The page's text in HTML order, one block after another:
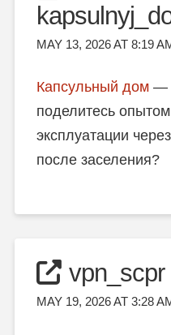
MAY 13, 2026 AT 8:19
Капсульный дом —
поделитесь опытом
эксплуатации
после заселения?
vpn_scpr
MAY 19, 2026 AT 3:28